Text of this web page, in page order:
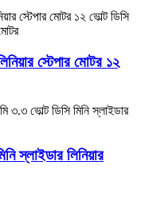
স্টেপার মোটর ১২
স্লাইডার লিনিয়ার